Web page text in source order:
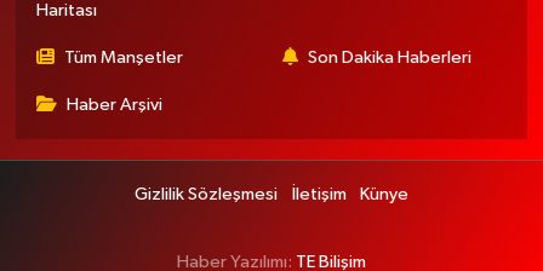
Haritası
Tüm Manşetler Son Dakika Haberleri
Haber Arşivi
Gizlilik Sözleşmesi İletişim Künye
Haber Yazılımı: TE Bilişim